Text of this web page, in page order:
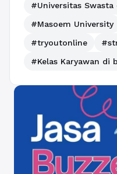
#Universitas Swasta
#Masoem University
#tryoutonline
#Kelas Karyawan di